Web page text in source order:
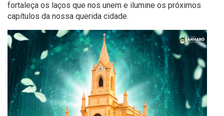
fortaleça os laços que nos unem e ilumine os próximos
capítulos da nossa querida cidade.